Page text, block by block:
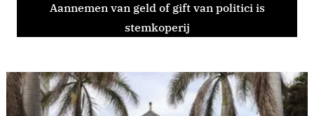
Aannemen van geld of gift van politici is
stemkoperij